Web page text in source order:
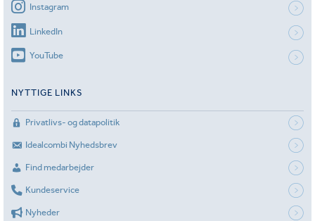
Instagram
LinkedIn
YouTube
NYTTIGE LINKS
Privatlivs- og datapolitik
Idealcombi Nyhedsbrev
Find medarbejder
Kundeservice
Nyheder